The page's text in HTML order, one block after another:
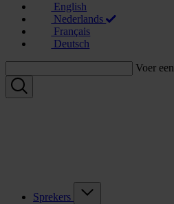
English
Nederlands
Français
Deutsch
Voer
Sprekers